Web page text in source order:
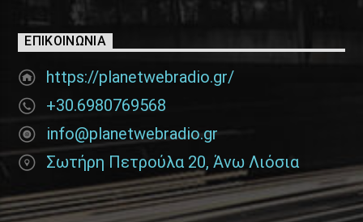
ΕΠΙΚΟΙΝΩΝΊΑ
https://planetwebradio.gr/
+30.6980769568
info@planetwebradio.gr
Σωτήρη Πετρούλα 20, Άνω Λιόσια